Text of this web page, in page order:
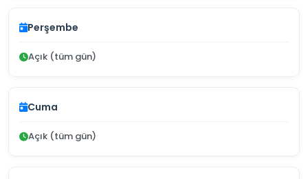
Perşembe
Açık (tüm gün)
Cuma
Açık (tüm gün)